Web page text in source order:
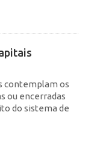
contemplam os
ou encerradas
do sistema de